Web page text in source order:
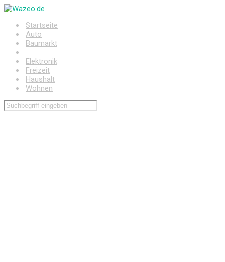
Zum
springenStartseite
Auto
Baumarkt
Elektronik
Freizeit
Haushalt
Wohnen